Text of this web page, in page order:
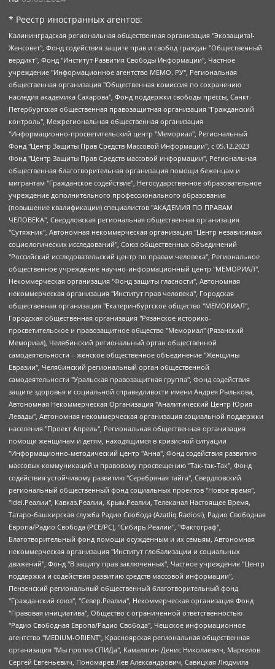
* Реестр иностранных агентов:
Калининградская региональная общественная организация "Экозащита!-Женсовет", Фонд содействия защите прав и свобод граждан "Общественный вердикт", Фонд "Институт Развития Свободы Информации", Частное учреждение "Информационное агентство МЕМО. РУ", Региональная общественная организация "Общественная комиссия по сохранению наследия академика Сахарова", Фонд поддержки свободы прессы, Санкт-Петербургская общественная правозащитная организация "Гражданский контроль", Межрегиональная общественная организация "Информационно-просветительский центр "Мемориал", Региональный Фонд "Центр Защиты Прав Средств Массовой Информации", с 05.12.2023 Фонд "Центр Защиты Прав Средств массовой информации", Региональная общественная благотворительная организация помощи беженцам и мигрантам "Гражданское содействие", Негосударственное образовательное учреждение дополнительного профессионального образования (повышение квалификации) специалистов "АКАДЕМИЯ ПО ПРАВАМ ЧЕЛОВЕКА", Свердловская региональная общественная организация "Сутяжник", Автономная некоммерческая организация "Центр независимых социологических исследований", Союз общественных объединений "Российский исследовательский центр по правам человека", Региональное общественное учреждение научно-информационный центр "МЕМОРИАЛ", Некоммерческая организация "Фонд защиты гласности", Автономная некоммерческая организация "Институт прав человека", Городская общественная организация "Екатеринбургское общество "МЕМОРИАЛ", Городская общественная организация "Рязанское историко-просветительское и правозащитное общество "Мемориал" (Рязанский Мемориал), Челябинский региональный орган общественной самодеятельности – женское общественное объединение "Женщины Евразии", Челябинский региональный орган общественной самодеятельности "Уральская правозащитная группа", Фонд содействия защите здоровья и социальной справедливости имени Андрея Рылькова, Автономная Некоммерческая Организация "Аналитический Центр Юрия Левады", Автономная некоммерческая организация социальной поддержки населения "Проект Апрель", Региональная общественная организация помощи женщинам и детям, находящимся в кризисной ситуации "Информационно-методический центр "Анна", Фонд содействия развитию массовых коммуникаций и правовому просвещению "Так-так-Так", Фонд содействия устойчивому развитию "Серебряная тайга", Свердловский региональный общественный фонд социальных проектов "Новое время", "Idel.Реалии", Кавказ.Реалии, Крым.Реалии, Телеканал Настоящее Время, Татаро-башкирская служба Радио Свобода (Azatliq Radiosi), Радио Свободная Европа/Радио Свобода (PCE/PC), "Сибирь.Реалии", "Фактограф", Благотворительный фонд помощи осужденным и их семьям, Автономная некоммерческая организация "Институт глобализации и социальных движений", Фонд "В защиту прав заключенных", Частное учреждение "Центр поддержки и содействия развитию средств массовой информации", Пензенский региональный общественный благотворительный фонд "Гражданский союз", "Север.Реалии", Некоммерческая организация Фонд "Правовая инициатива", Общество с ограниченной ответственностью "Радио Свободная Европа/Радио Свобода", Чешское информационное агентство "MEDIUM-ORIENT", Красноярская региональная общественная организация "Мы против СПИДа", Камалягин Денис Николаевич, Маркелов Сергей Евгеньевич, Пономарев Лев Александрович, Савицкая Людмила Алексеевна, Автономная некоммерческая организация "Центр по работе с проблемой насилия "НАСИЛИЮ.НЕТ", Межрегиональный профессиональный союз работников здравоохранения "Альянс врачей", Юридическое лицо, зарегистрированное в Латвийской Республике, SIA "Medusa Project" (регистрационный номер 40103797863, дата регистрации 10.06.2014), Некоммерческая организация "Фонд по борьбе с коррупцией", Автономная некоммерческая организация "Институт права и публичной политики", Баданин Роман Сергеевич, Гликин Максим Александрович, Железнова Мария Михайловна, Лукьянова Юлия Сергеевна, Маетная Елизавета Витальевна, Маняхин Петр Борисович, Чуракова Ольга Владимировна, Ярош Юлия Петровна, Юридическое лицо "The Insider SIA", зарегистрированное в Риге, Латвийская Республика (дата регистрации 26.06.2015), являющееся администратором доменного имени интернет-издания "The Insider SIA", https://theins.ru, Постернак Алексей Евгеньевич, Рубин Михаил Аркадьевич, Анин Роман Александрович, Юридическое лицо Istories fonds, зарегистрированное в Латвийской Республике (регистрационный номер 50008295751, дата регистрации 24.02.2020), Великовский Дмитрий Александрович, Долинина Ирина Николаевна, Мароховская Алеся Алексеевна, Шлейнов Роман Юрьевич, Шмагун Олеся Валентиновна, Общество с ограниченной ответственностью "Альтаир 2021", Общество с ограниченной ответственностью "Вега 2021", Общество с ограниченной ответственностью "Главный редактор 2021", Общество с ограниченной ответственностью "Ромашки монолит", Важенков Артем Валерьевич, Ивановская областная общественная организация "Центр гендерных исследований", Гурман Юрий Альбертович, Медиапроект "ОВД-Инфо", Егоров Владимир Владимирович, Жилинский Владимир Александрович, Общество с ограниченной ответственностью "ЗП", Иванова София Юрьевна, Карезина Инна Павловна, Кильтау Екатерина Викторовна, Петров Алексей Викторович, Пискунов Сергей Евгеньевич, Смирнов Сергей Сергеевич, Тихонов Михаил Сергеевич, Общество с ограниченной ответственностью "ЖУРНАЛИСТ-ИНОСТРАННЫЙ АГЕНТ", Арапова Галина Юрьевна, Вольтская Татьяна Анатольевна, Американская компания "Mason G.E.S. Anonymous Foundation" (США), являющаяся владельцем интернет-издания https://mnews.world/, Компания "Stichting Bellingcat", зарегистрированная в Нидерландах (дата регистрации 11.07.2018), Захаров Андрей Вячеславович, Клепиковская Екатерина Дмитриевна, Общество с ограниченной ответственностью "МЕМО", Перл Роман Александрович, Симонов Евгений Алексеевич, Соловьева Елена Анатольевна, Сотников Даниил Владимирович, Сурначева Елизавета Дмитриевна, Автономная некоммерческая организация по защите прав человека и информированию населения "Якутия – Наше Мнение", Общество с ограниченной ответственностью "Москоу диджитал медиа", с 26.01.2023 Общество с ограниченной ответственностью "Чайка Белые сады", Ветошкина Валерия Валерьевна, Заговора Максим Александрович, Межрегиональное общественное движение "Российская ЛГБТ - сеть", Оленичев Максим Владимирович, Павлов Иван Юрьевич, Скворцова Елена Сергеевна, Общество с ограниченной ответственностью "Как бы инагент", Кочетков Игорь Викторович, Общество с ограниченной ответственностью "Честные выборы", Еланчик Олег Александрович, Общество с ограниченной ответственностью "Нобелевский призыв", Гималова Регина Эмилевна, Григорьев Андрей Валерьевич, Григорьева Алина Александровна, Ассоциация по содействию защите прав призывников, альтернативнослужащих и военнослужащих "Правозащитная группа "Гражданин.Армия.Право", Хисамова Регина Фаритовна, Автономная некоммерческая организация по реализации социально-правовых программ "Лилит", Дальневосточное общественное движение "Маяк", Санкт-Петербургская ЛГБТ-инициативная группа "Выход", Инициативная группа ЛГБТ+ "Реверс", Алексеев Андрей Викторович, Бекбулатова Таисия Львовна, Беляев Иван Михайлович, Владыкина Елена Сергеевна, Гельман Марат Александрович, Никульшина Вероника Юрьевна, Толоконникова Надежда Андреевна, Шендерович Виктор Анатольевич, Общество с ограниченной ответственностью "Данное сообщение", Общество с ограниченной ответственностью Издательский дом "Новая глава", Айнбиндер Александра Александровна, Московский комьюнити-центр для ЛГБТ+инициатив, Благотворительный фонд развития филантропии, Deutsche Welle (Германия, Kurt-Schumacher-Strasse 3, 53113 Bonn), Борзунова Мария Михайловна, Воробьев Виктор Викторович, Голубева Анна Львовна, Константинова Алла Михайловна, Малкова Ирина Владимировна, Мурадов Мурад Абдулгалимович, Осетинская Елизавета Николаевна, Понасенков Евгений Николаевич, Ганапольский Матвей Юрьевич, Киселев Евгений Алексеевич, Борухович Ирина Григорьевна, Дремин Иван Тимофеевич, Дубровский Дмитрий Викторович, Красноярская региональная общественная организация поддержки и развития альтернативных образовательных технологий и межкультурных коммуникаций "ИНТЕРРА", Маяковская Екатерина Алексеевна, Фейгин Марк Захарович, Филимонов Андрей Викторович, Дзугкоева Регина Николаевна, Доброхотов Роман Александрович, Дудь Юрий Александрович, Елкин Сергей Владимирович, Кругликов Кирилл Игоревич, Сабунаева Мария Леонидовна, Семенов Алексей Владимирович, Шаинян Карен Багратович, Шульман Екатерина Михайловна, Асафьев Артур Валерьевич, Вахштайн Виктор Семенович, Венедиктов Алексей Алексеевич, Лушникова Екатерина Евгеньевна, Волков Леонид Михайлович, Невзоров Александр Глебович, Пархоменко Сергей Борисович, Сироткин Ярослав Николаевич, Кара-Мурза Владимир Владимирович, Баранова Наталья Владимировна, Гозман Леонид Яковлевич, Кагарлицкий Борис Юльевич, Климарев Михаил Валерьевич, Милов Владимир Станиславович, Автономная некоммерческая организация Краснодарский центр современного искусства "Типография", Моргенштерн Алишер Тагирович, Соболь Любовь Эдуардовна, Общество с ограниченной ответственностью "ЛИЗА НОРМ", Каспаров Гарри Кимович, Ходорковский Михаил Борисович, Общество с ограниченной ответственностью "Апрельские тезисы", Данилович Ирина Брониславовна, Кашин Олег Владимирович, Петров Николай Владимирович, Пивоваров Алексей Владимирович, Соколов Михаил Владимирович, Цветкова Юлия Владимировна, Чичваркин Евгений Александрович, Комитет против пыток/Команда против пыток, Общество с ограниченной ответственностью "Первый научный", Общество с ограниченной ответственностью "Вертолет и ко", Белоцерковская Вероника Борисовна, Кац Максим Евгеньевич, Лазарева Татьяна Юрьевна, Шаведдинов Руслан Табризович, Яшин Илья Валерьевич, Общество с ограниченной ответственностью "Иноагент ААВ", Алешковский Дмитрий Петрович, Альбац Евгения Марковна, Быков Дмитрий Львович, Галямина Юлия Евгеньевна, Лойко Сергей Леонидович, Мартынов Кирилл Константинович, Медведев Сергей Александрович, Крашенинников Федор Геннадиевич, Гордеева Катерина Вл